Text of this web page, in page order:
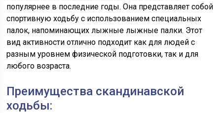
популярнее в последние годы. Она представляет собой
спортивную ходьбу с использованием специальных
палок, напоминающих лыжные лыжные палки. Этот
вид активности отлично подходит как для людей с
разным уровнем физической подготовки, так и для
любого возраста.
Преимущества скандинавской
ходьбы: